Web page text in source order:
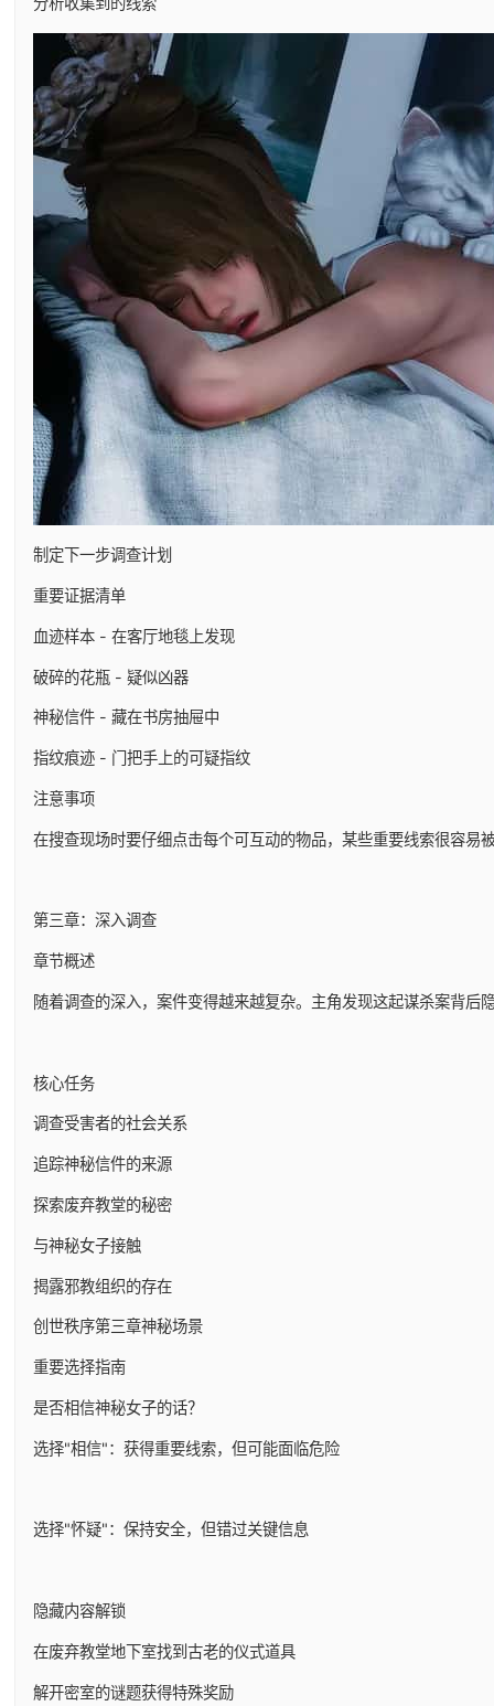
制定下一步调查计划
重要证据清单
血迹样本 - 在客厅地毯上发现
破碎的花瓶 - 疑似凶器
神秘信件 - 藏在书房抽屉中
指纹痕迹 - 门把手上的可疑指纹
注意事项
在搜查现场时要仔细点击每个可互动的物品，某些重要线索很容易
第三章：深入调查
章节概述
随着调查的深入，案件变得越来越复杂。主角发现这起谋杀案背后
核心任务
调查受害者的社会关系
追踪神秘信件的来源
探索废弃教堂的秘密
与神秘女子接触
揭露邪教组织的存在
创世秩序第三章神秘场景
重要选择指南
是否相信神秘女子的话？
选择"相信"：获得重要线索，但可能面临危险
选择"怀疑"：保持安全，但错过关键信息
隐藏内容解锁
在废弃教堂地下室找到古老的仪式道具
解开密室的谜题获得特殊奖励